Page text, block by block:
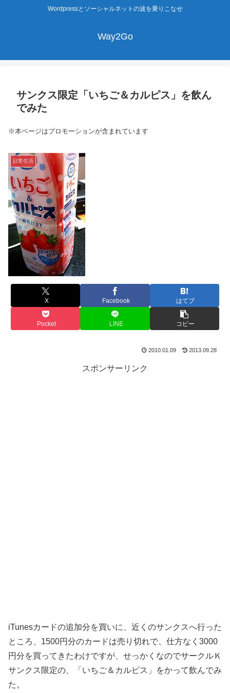
Wordpressとソーシャルネットの波を乗りこなせ
Way2Go
サンクス限定「いちご＆カルピス」を飲ん
でみた
※本ページはプロモーションが含まれています
日常生活
X Facebook はてブ
Pocket LINE コピー
2010.01.09 2013.09.28
スポンサーリンク
iTunesカードの追加分を買いに、近くのサンクスへ行った
ところ、1500円分のカードは売り切れで、仕方なく3000
円分を買ってきたわけですが、せっかくなのでサークルＫ
サンクス限定の、「いちご＆カルピス」をかって飲んでみ
た。